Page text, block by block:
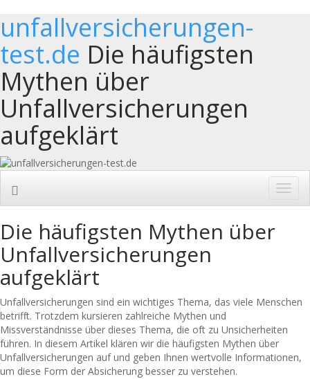
unfallversicherungen-
test.de Die häufigsten
Mythen über
Unfallversicherungen
aufgeklärt
Die häufigsten Mythen über
Unfallversicherungen
aufgeklärt
Unfallversicherungen sind ein wichtiges Thema, das viele Menschen
betrifft. Trotzdem kursieren zahlreiche Mythen und
Missverständnisse über dieses Thema, die oft zu Unsicherheiten
führen. In diesem Artikel klären wir die häufigsten Mythen über
Unfallversicherungen auf und geben Ihnen wertvolle Informationen,
um diese Form der Absicherung besser zu verstehen.